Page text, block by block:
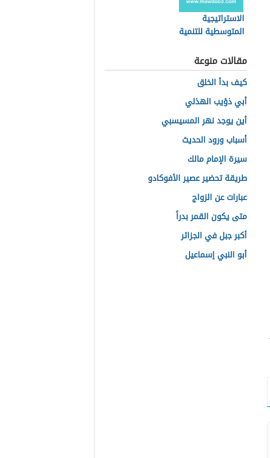
الاستراتيجية
المتوسطية للتنمية
مقالات منوعة
كيف بدأ الخلق
أبي ذؤيب الهذلي
أين يوجد نهر المسيسبي
أسباب ورود الحديث
سيرة الإمام مالك
طريقة تحضير عصير الأفوكادو
عبارات عن الزواج
متى يكون القمر بدراً
أكبر جبل في الجزائر
أبو النبي إسماعيل